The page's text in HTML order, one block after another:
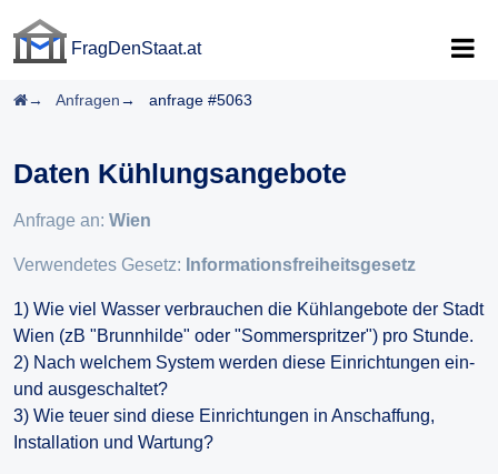
FragDenStaat.at
Startseite
Anfragen anfrage #5063
Daten Kühlungsangebote
Anfrage an: Wien
Verwendetes Gesetz: Informationsfreiheitsgesetz
1) Wie viel Wasser verbrauchen die Kühlangebote der Stadt
Wien (zB "Brunnhilde" oder "Sommerspritzer") pro Stunde.
2) Nach welchem System werden diese Einrichtungen ein-
und ausgeschaltet?
3) Wie teuer sind diese Einrichtungen in Anschaffung,
Installation und Wartung?